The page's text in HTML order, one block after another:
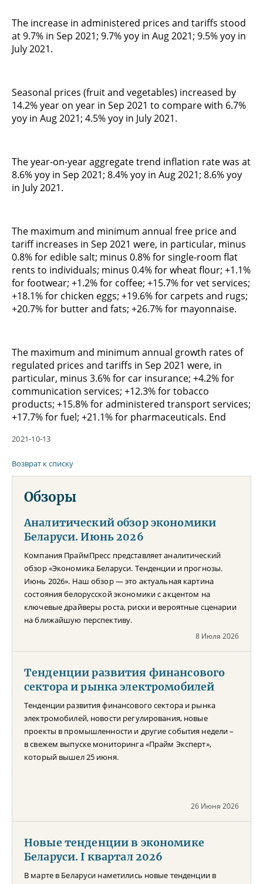
The increase in administered prices and tariffs stood
at 9.7% in Sep 2021; 9.7% yoy in Aug 2021; 9.5% yoy in
July 2021.
Seasonal prices (fruit and vegetables) increased by
14.2% year on year in Sep 2021 to compare with 6.7%
yoy in Aug 2021; 4.5% yoy in July 2021.
The year-on-year aggregate trend inflation rate was at
8.6% yoy in Sep 2021; 8.4% yoy in Aug 2021; 8.6% yoy
in July 2021.
The maximum and minimum annual free price and
tariff increases in Sep 2021 were, in particular, minus
0.8% for edible salt; minus 0.8% for single-room flat
rents to individuals; minus 0.4% for wheat flour; +1.1%
for footwear; +1.2% for coffee; +15.7% for vet services;
+18.1% for chicken eggs; +19.6% for carpets and rugs;
+20.7% for butter and fats; +26.7% for mayonnaise.
The maximum and minimum annual growth rates of
regulated prices and tariffs in Sep 2021 were, in
particular, minus 3.6% for car insurance; +4.2% for
communication services; +12.3% for tobacco
products; +15.8% for administered transport services;
+17.7% for fuel; +21.1% for pharmaceuticals. End
2021-10-13
Возврат к списку
Обзоры
Аналитический обзор экономики
Беларуси. Июнь 2026
Компания ПраймПресс представляет аналитический
обзор «Экономика Беларуси. Тенденции и прогнозы.
Июнь 2026». Наш обзор — это актуальная картина
состояния белорусской экономики с акцентом на
ключевые драйверы роста, риски и вероятные сценарии
на ближайшую перспективу.
8 Июля 2026
Тенденции развития финансового
сектора и рынка электромобилей
Тенденции развития финансового сектора и рынка
электромобилей, новости регулирования, новые
проекты в промышленности и другие события недели –
в свежем выпуске мониторинга «Прайм Эксперт»,
который вышел 25 июня.
26 Июня 2026
Новые тенденции в экономике
Беларуси. I квартал 2026
В марте в Беларуси наметились новые тенденции в